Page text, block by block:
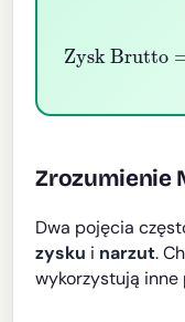
Zysk Brutto
Zrozumienie
Dwa pojęcia
zysku i narzut.
wykorzystują